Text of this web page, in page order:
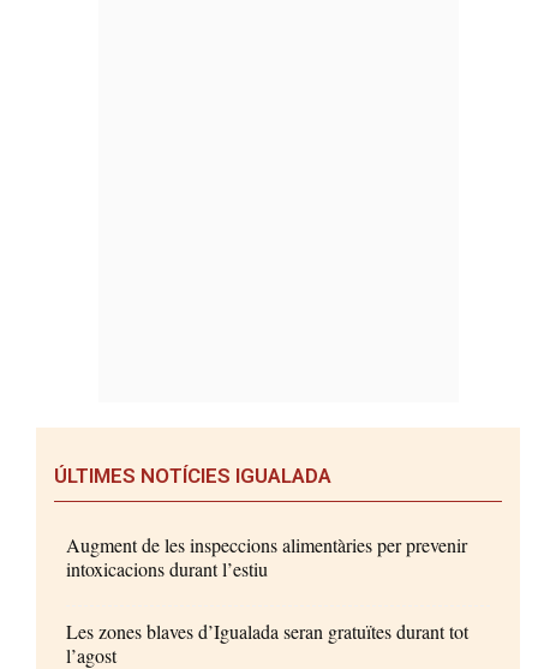
ÚLTIMES NOTÍCIES IGUALADA
Augment de les inspeccions alimentàries per prevenir
intoxicacions durant l’estiu
Les zones blaves d’Igualada seran gratuïtes durant tot
l’agost